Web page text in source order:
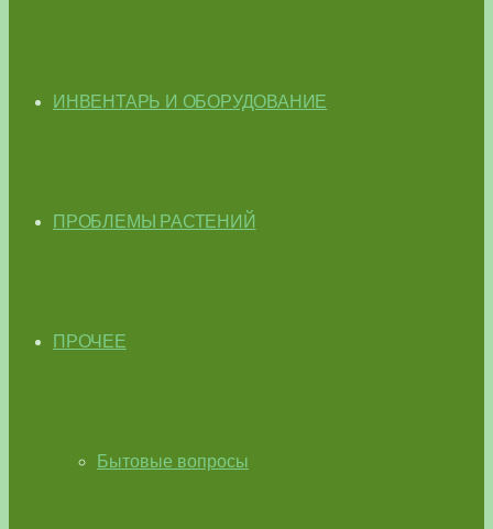
ИНВЕНТАРЬ И ОБОРУДОВАНИЕ
ПРОБЛЕМЫ РАСТЕНИЙ
ПРОЧЕЕ
Бытовые вопросы